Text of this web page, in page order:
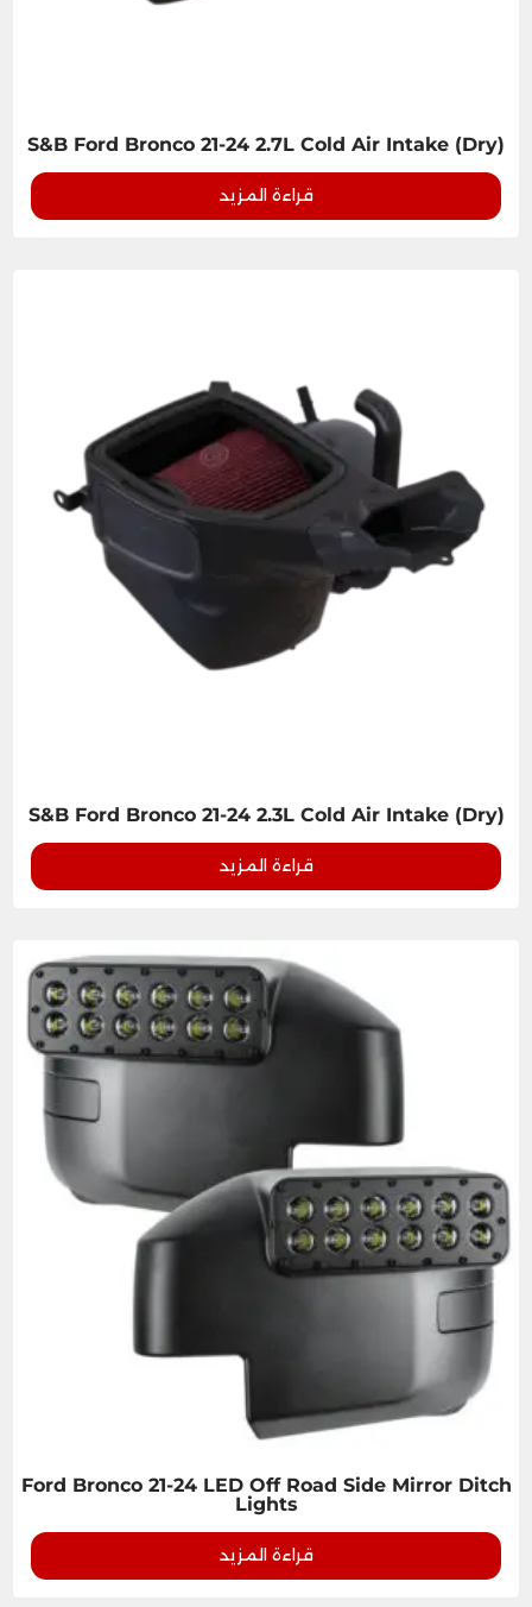
S&B Ford Bronco 21-24 2.7L Cold Air Intake (Dry)
قراءة المزيد
S&B Ford Bronco 21-24 2.3L Cold Air Intake (Dry)
قراءة المزيد
Ford Bronco 21-24 LED Off Road Side Mirror Ditch
Lights
قراءة المزيد